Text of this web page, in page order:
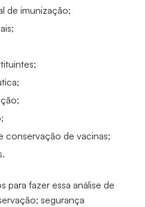
de imunização;
conservação de vacinas;
para fazer essa análise de
segurança